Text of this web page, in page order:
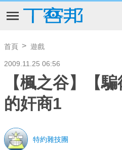
首頁 遊戲
2009.11.25 06:56
【楓之谷】【
的奸商1
特約雜技團